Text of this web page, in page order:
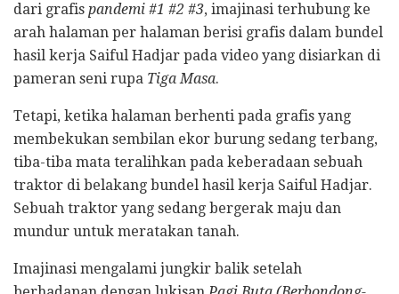
dari grafis pandemi #1 #2 #3, imajinasi terhubung ke
arah halaman per halaman berisi grafis dalam bundel
hasil kerja Saiful Hadjar pada video yang disiarkan di
pameran seni rupa Tiga Masa.
Tetapi, ketika halaman berhenti pada grafis yang
membekukan sembilan ekor burung sedang terbang,
tiba-tiba mata teralihkan pada keberadaan sebuah
traktor di belakang bundel hasil kerja Saiful Hadjar.
Sebuah traktor yang sedang bergerak maju dan
mundur untuk meratakan tanah.
Imajinasi mengalami jungkir balik setelah